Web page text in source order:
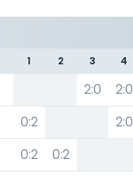
1 2 3 4
2:0 2:0
0:2 2:0
0:2 0:2